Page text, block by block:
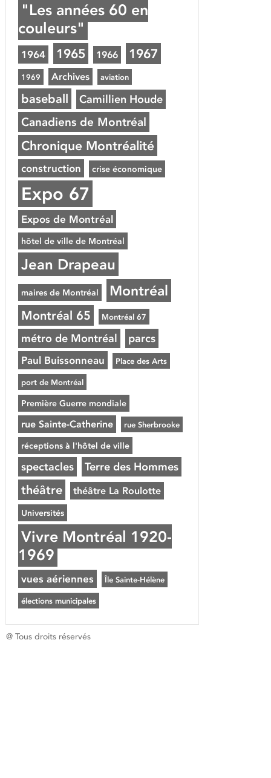
"Les années 60 en
couleurs"
1964 1965 1966 1967
1969 Archives aviation
baseball Camillien Houde
Canadiens de Montréal
Chronique Montréalité
construction crise économique
Expo 67
Expos de Montréal
hôtel de ville de Montréal
Jean Drapeau
maires de Montréal Montréal
Montréal 65 Montréal 67
métro de Montréal parcs
Paul Buissonneau Place des Arts
port de Montréal
Première Guerre mondiale
rue Sainte-Catherine rue Sherbrooke
réceptions à l'hôtel de ville
spectacles Terre des Hommes
théâtre théâtre La Roulotte
Universités
Vivre Montréal 1920-
1969
vues aériennes Île Sainte-Hélène
élections municipales
@ Tous droits réservés